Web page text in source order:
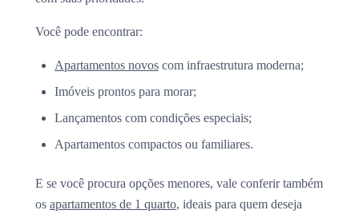
Você pode encontrar:
Apartamentos novos com infraestrutura moderna;
Imóveis prontos para morar;
Lançamentos com condições especiais;
Apartamentos compactos ou familiares.
E se você procura opções menores, vale conferir também
os apartamentos de 1 quarto, ideais para quem deseja